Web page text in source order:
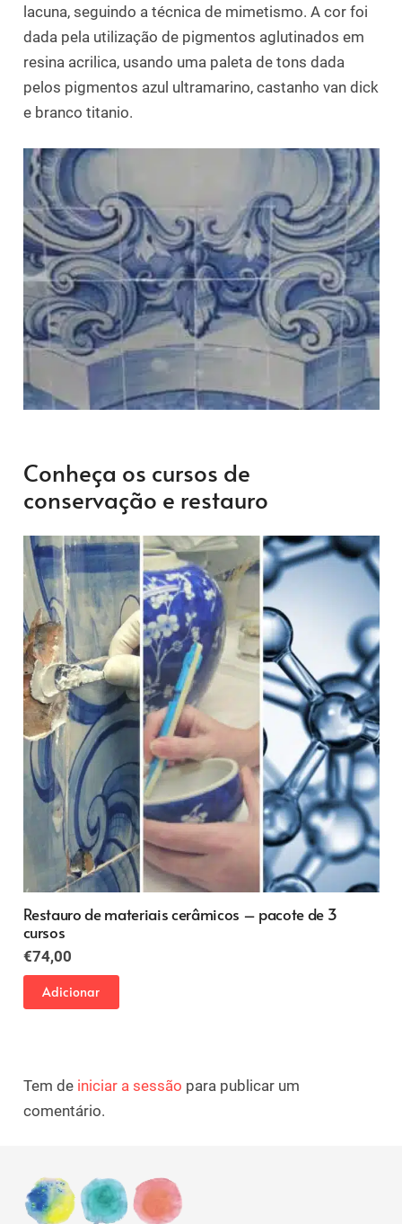
lacuna, seguindo a técnica de mimetismo. A cor foi
dada pela utilização de pigmentos aglutinados em
resina acrilica, usando uma paleta de tons dada
pelos pigmentos azul ultramarino, castanho van dick
e branco titanio.
Conheça os cursos de
conservação e restauro
Restauro de materiais cerâmicos – pacote de 3
cursos
€74,00
Adicionar
Tem de iniciar a sessão para publicar um
comentário.